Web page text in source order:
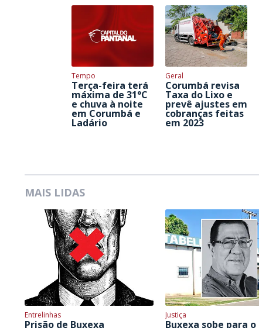
Tempo
Terça-feira terá
máxima de 31°C
e chuva à noite
em Corumbá e
Ladário
Geral
Corumbá revisa
Taxa do Lixo e
prevê ajustes em
cobranças feitas
em 2023
MAIS LIDAS
Entrelinhas
Prisão de Buxexa
Justiça
Buxexa sobe para o